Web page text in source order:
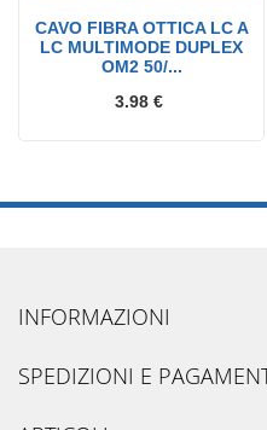
CAVO FIBRA OTTICA LC A
LC MULTIMODE DUPLEX
OM2 50/...
3.98 €
INFORMAZIONI
SPEDIZIONI E